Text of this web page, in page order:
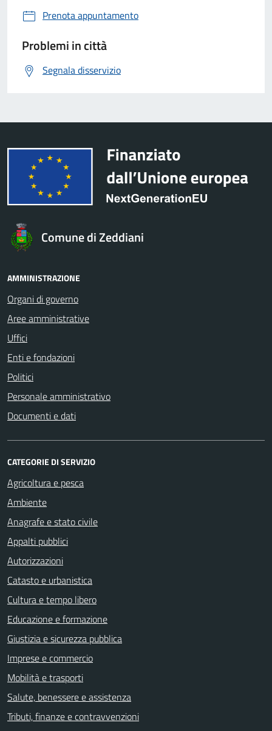
Prenota appuntamento
Problemi in città
Segnala disservizio
Comune di Zeddiani
AMMINISTRAZIONE
Organi di governo
Aree amministrative
Uffici
Enti e fondazioni
Politici
Personale amministrativo
Documenti e dati
CATEGORIE DI SERVIZIO
Agricoltura e pesca
Ambiente
Anagrafe e stato civile
Appalti pubblici
Autorizzazioni
Catasto e urbanistica
Cultura e tempo libero
Educazione e formazione
Giustizia e sicurezza pubblica
Imprese e commercio
Mobilità e trasporti
Salute, benessere e assistenza
Tributi, finanze e contravvenzioni